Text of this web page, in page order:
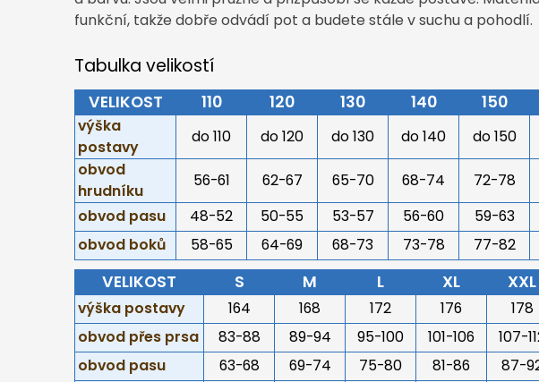
funkční, takže dobře odvádí pot a budete stále v suchu a pohodlí.
Tabulka velikostí
VELIKOST 110 120 130 140 150
výška
postavy
do 110 do 120 do 130 do 140 do 150
obvod
hrudníku
56-61 62-67 65-70 68-74 72-78
obvod pasu
48-52 50-55 53-57 56-60 59-63
obvod boků
58-65 64-69 68-73 73-78 77-82
VELIKOST S M L XL XXL
výška postavy 164 168 172 176
178
obvod přes prsa
83-88 89-94 95-100 101-106
107-
obvod pasu
63-68 69-74 75-80 81-86
87-